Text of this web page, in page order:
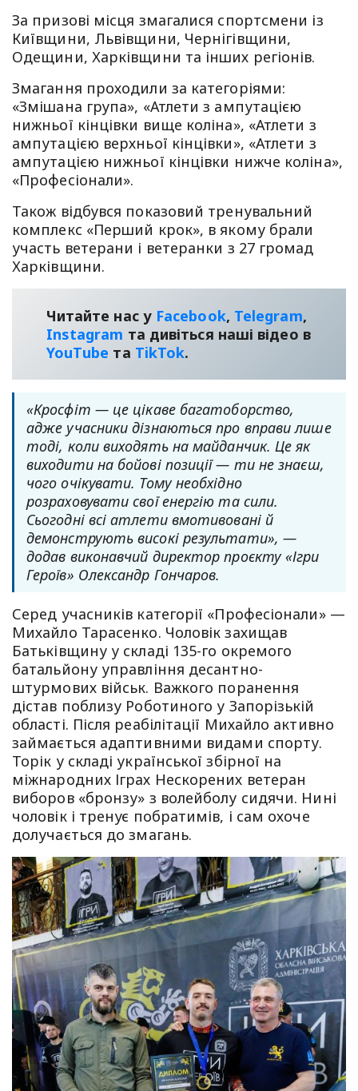
За призові місця змагалися спортсмени із
Київщини, Львівщини, Чернігівщини,
Одещини, Харківщини та інших регіонів.
Змагання проходили за категоріями:
«Змішана група», «Атлети з ампутацією
нижньої кінцівки вище коліна», «Атлети з
ампутацією верхньої кінцівки», «Атлети з
ампутацією нижньої кінцівки нижче коліна»,
«Професіонали».
Також відбувся показовий тренувальний
комплекс «Перший крок», в якому брали
участь ветерани і ветеранки з 27 громад
Харківщини.
Читайте нас у Facebook, Telegram,
Instagram та дивіться наші відео в
YouТube та TikTok.
«Кросфіт — це цікаве багатоборство,
адже учасники дізнаються про вправи лише
тоді, коли виходять на майданчик. Це як
виходити на бойові позиції — ти не знаєш,
чого очікувати. Тому необхідно
розраховувати свої енергію та сили.
Сьогодні всі атлети вмотивовані й
демонструють високі результати», —
додав виконавчий директор проєкту «Ігри
Героїв» Олександр Гончаров.
Серед учасників категорії «Професіонали» —
Михайло Тарасенко. Чоловік захищав
Батьківщину у складі 135-го окремого
батальйону управління десантно-
штурмових військ. Важкого поранення
дістав поблизу Роботиного у Запорізькій
області. Після реабілітації Михайло активно
займається адаптивними видами спорту.
Торік у складі української збірної на
міжнародних Іграх Нескорених ветеран
виборов «бронзу» з волейболу сидячи. Нині
чоловік і тренує побратимів, і сам охоче
долучається до змагань.